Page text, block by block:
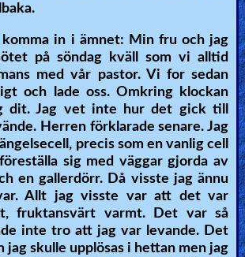
komma in i ämnet: Min fru och jag
på söndag kväll som vi alltid
med vår pastor. Vi for sedan
och lade oss. Omkring klockan
dit. Jag vet inte hur det gick till
Herren förklarade senare. Jag
precis som en vanlig cell
sig med väggar gjorda av
en gallerdörr. Då visste jag ännu
Allt jag visste var att det var
fruktansvärt varmt. Det var så
inte tro att jag var levande. Det
jag skulle upplösas i hettan men jag